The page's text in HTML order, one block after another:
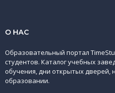
О НАС
Образовательный портал
студентов. Каталог учебных
обучения, дни открытых дверей,
образовании.